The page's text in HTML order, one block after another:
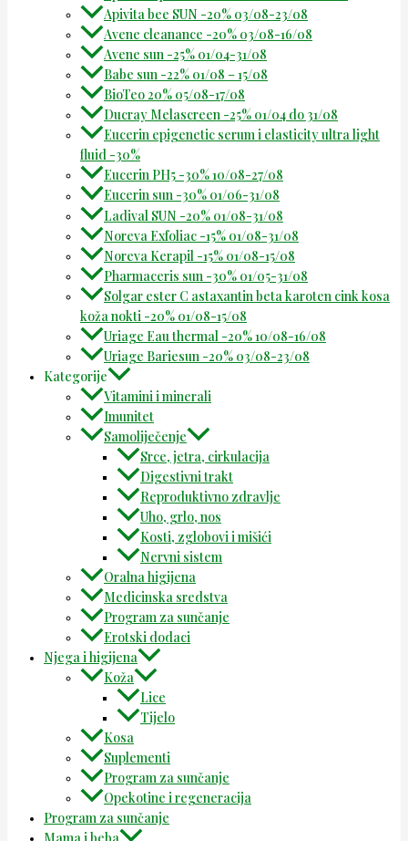
Apivita bee SUN -20% 03/08-23/08
Avene cleanance -20% 03/08-16/08
Avene sun -25% 01/04-31/08
Babe sun -22% 01/08 – 15/08
BioTeo 20% 05/08-17/08
Ducray Melascreen -25% 01/04 do 31/08
Eucerin epigenetic serum i elasticity ultra light
fluid -30%
Eucerin PH5 -30% 10/08-27/08
Eucerin sun -30% 01/06-31/08
Ladival SUN -20% 01/08-31/08
Noreva Exfoliac -15% 01/08-31/08
Noreva Kerapil -15% 01/08-15/08
Pharmaceris sun -30% 01/05-31/08
Solgar ester C astaxantin beta karoten cink kosa
koža nokti -20% 01/08-15/08
Uriage Eau thermal -20% 10/08-16/08
Uriage Bariesun -20% 03/08-23/08
Kategorije
Vitamini i minerali
Imunitet
Samoliječenje
Srce, jetra, cirkulacija
Digestivni trakt
Reproduktivno zdravlje
Uho, grlo, nos
Kosti, zglobovi i mišići
Nervni sistem
Oralna higijena
Medicinska sredstva
Program za sunčanje
Erotski dodaci
Njega i higijena
Koža
Lice
Tijelo
Kosa
Suplementi
Program za sunčanje
Opekotine i regeneracija
Program za sunčanje